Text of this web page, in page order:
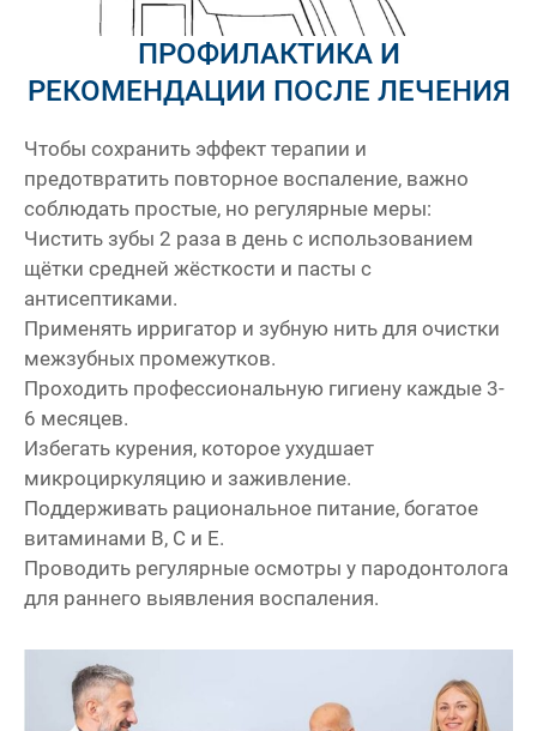
ПРОФИЛАКТИКА И
РЕКОМЕНДАЦИИ ПОСЛЕ ЛЕЧЕНИЯ
Чтобы сохранить эффект терапии и
предотвратить повторное воспаление, важно
соблюдать простые, но регулярные меры:
Чистить зубы 2 раза в день с использованием
щётки средней жёсткости и пасты с
антисептиками.
Применять ирригатор и зубную нить для очистки
межзубных промежутков.
Проходить профессиональную гигиену каждые 3-
6 месяцев.
Избегать курения, которое ухудшает
микроциркуляцию и заживление.
Поддерживать рациональное питание, богатое
витаминами B, C и E.
Проводить регулярные осмотры у пародонтолога
для раннего выявления воспаления.